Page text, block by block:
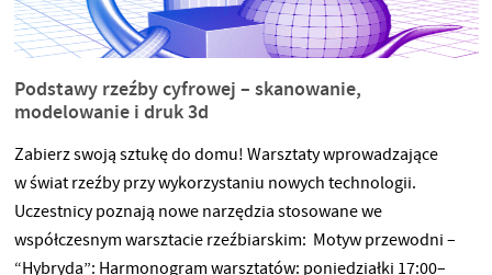
Zajęcia z malarstwa i rysunku odbywają się
stacjonarnie w każdy poniedziałek i czwartek, od 16.00
02.04 – malarstwo 13.04 – rysunek 16.04- malarstwo 20.04
Podstawy rzeźby cyfrowej – skanowanie,
modelowanie i druk 3d
Zabierz swoją sztukę do domu! Warsztaty wprowadzające
w świat rzeźby przy wykorzystaniu nowych technologii.
Uczestnicy poznają nowe narzędzia stosowane we
współczesnym warsztacie rzeźbiarskim: Motyw przewodni –
“Hybryda”: Harmonogram warsztatów: poniedziałki 17:00–